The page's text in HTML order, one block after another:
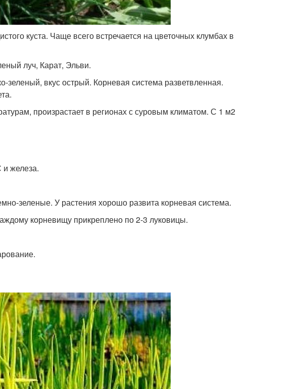
куста. Чаще всего встречается на цветочных клумбах в
луч, Карат, Эльви.
зеленый, вкус острый. Корневая система разветвленная.
произрастает в регионах с суровым климатом. С 1 м2
железа.
зеленые. У растения хорошо развита корневая система.
корневищу прикреплено по 2-3 луковицы.